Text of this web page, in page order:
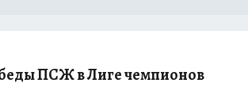
ПСЖ в Лиге чемпионов